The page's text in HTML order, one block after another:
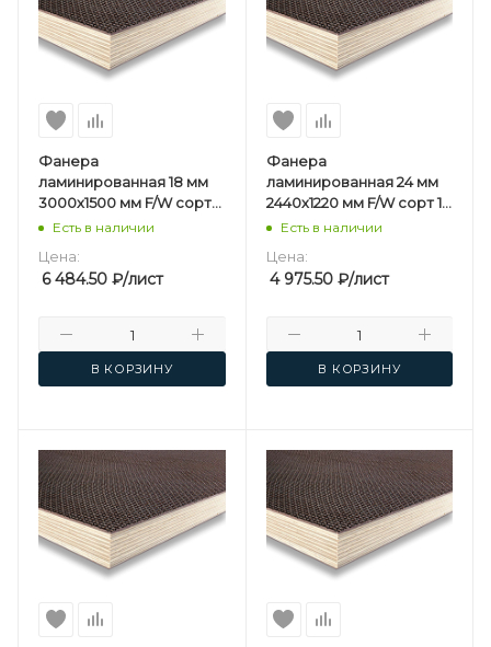
Фанера
ламинированная 18 мм
3000х1500 мм F/W сорт
1/1 березовая
Есть в наличии
Цена:
6 484.50 ₽/лист
В КОРЗИНУ
Фанера
ламинированная 24 мм
2440х1220 мм F/W сорт 1/1
березовая
Есть в наличии
Цена:
4 975.50₽/лист
В КОРЗИНУ